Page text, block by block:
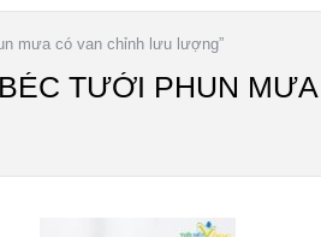
mưa có van chỉnh lưu lượng”
BÉC TƯỚI PHUN